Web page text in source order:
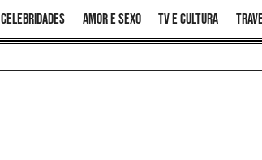
celebridades amor e sexo TV e cultura